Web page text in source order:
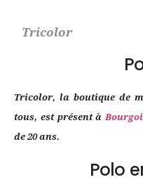
Polo
Tricolor
Tricolor, la boutique de
tous, est présent à
de 20 ans.